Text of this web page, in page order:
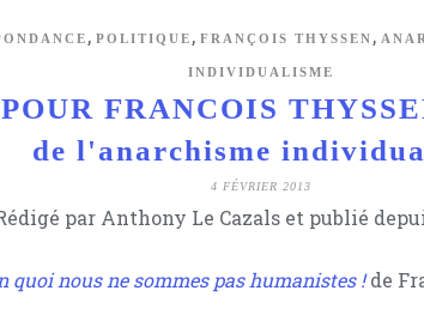
, POLITIQUE , FRANÇOIS THYSSEN ,
INDIVIDUALISME
FRANCOIS
de l'anarchisme
4 FÉVRIER 2013
par Anthony Le Cazals et publié
quoi nous ne sommes pas humanistes !de